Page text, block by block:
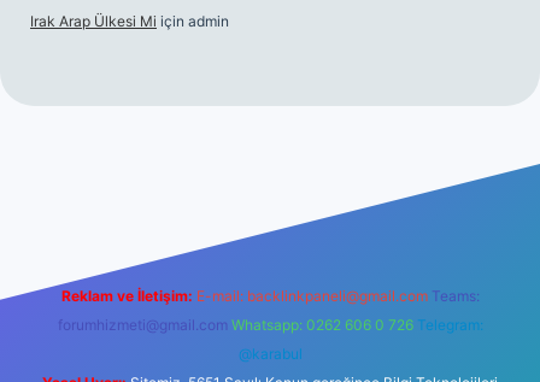
Irak Arap Ülkesi Mi için admin
Reklam ve İletişim: E-mail: backlinkpaneli@gmail.com Teams:
forumhizmeti@gmail.com Whatsapp: 0262 606 0 726 Telegram:
@karabul